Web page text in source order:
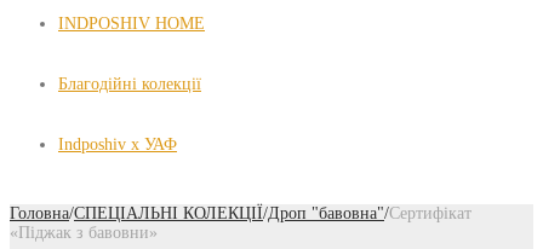
INDPOSHIV HOME
Благодійні колекції
Indposhiv x УАФ
Головна/СПЕЦІАЛЬНІ КОЛЕКЦІЇ/Дроп "бавовна"/Сертифікат
«Піджак з бавовни»